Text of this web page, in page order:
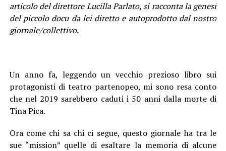
articolo del direttore Lucilla Parlato, si racconta la genesi
del piccolo docu da lei diretto e autoprodotto dal nostro
giornale/collettivo.
Un anno fa, leggendo un vecchio prezioso libro sui
protagonisti di teatro partenopeo, mi sono resa conto
che nel 2019 sarebbero caduti i 50 anni dalla morte di
Tina Pica.
Ora come chi sa chi ci segue, questo giornale ha tra le
sue “mission” quelle di esaltare la memoria di alcune